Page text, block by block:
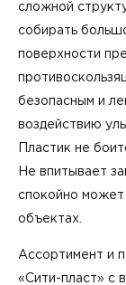
сложной
собирать
поверхности
безопасным и
воздействию
Пластик не
Не впитывает
спокойно может
объектах.
Ассортимент и
«Сити-пласт» с